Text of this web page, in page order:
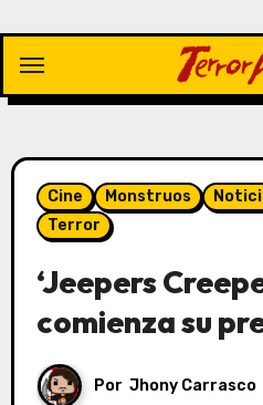
contenido
Cine Monstruos
Terror
‘Jeepers
comienza su
Por Jhony Carrasco